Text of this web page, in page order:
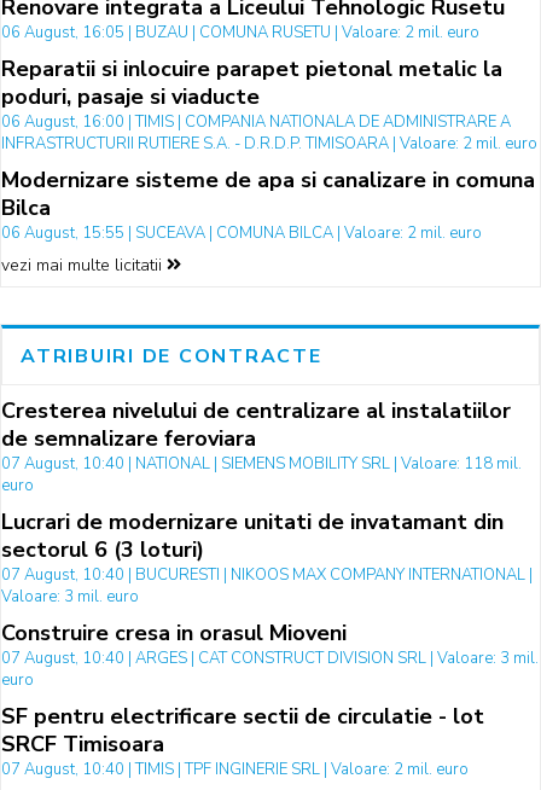
Renovare integrata a Liceului Tehnologic Rusetu
06 August, 16:05 | BUZAU | COMUNA RUSETU | Valoare: 2 mil. euro
Reparatii si inlocuire parapet pietonal metalic la
poduri, pasaje si viaducte
06 August, 16:00 | TIMIS | COMPANIA NATIONALA DE ADMINISTRARE A
INFRASTRUCTURII RUTIERE S.A. - D.R.D.P. TIMISOARA | Valoare: 2 mil. euro
Modernizare sisteme de apa si canalizare in comuna
Bilca
06 August, 15:55 | SUCEAVA | COMUNA BILCA | Valoare: 2 mil. euro
vezi mai multe licitatii
ATRIBUIRI DE CONTRACTE
Cresterea nivelului de centralizare al instalatiilor
de semnalizare feroviara
07 August, 10:40 | NATIONAL | SIEMENS MOBILITY SRL | Valoare: 118 mil.
euro
Lucrari de modernizare unitati de invatamant din
sectorul 6 (3 loturi)
07 August, 10:40 | BUCURESTI | NIKOOS MAX COMPANY INTERNATIONAL |
Valoare: 3 mil. euro
Construire cresa in orasul Mioveni
07 August, 10:40 | ARGES | CAT CONSTRUCT DIVISION SRL | Valoare: 3 mil.
euro
SF pentru electrificare sectii de circulatie - lot
SRCF Timisoara
07 August, 10:40 | TIMIS | TPF INGINERIE SRL | Valoare: 2 mil. euro